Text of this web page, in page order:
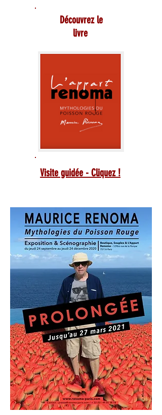
Découvrez le
livre
Visite guidée - Cliquez !